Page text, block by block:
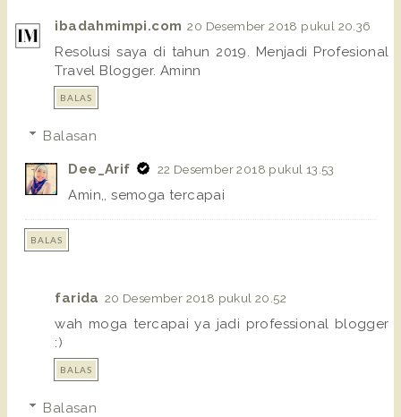
ibadahmimpi.com 20 Desember 2018 pukul 20.36
Resolusi saya di tahun 2019. Menjadi Profesional
Travel Blogger. Aminn
BALAS
Balasan
Dee_Arif 22 Desember 2018 pukul 13.53
Amin,, semoga tercapai
BALAS
farida 20 Desember 2018 pukul 20.52
wah moga tercapai ya jadi professional blogger
:)
BALAS
Balasan